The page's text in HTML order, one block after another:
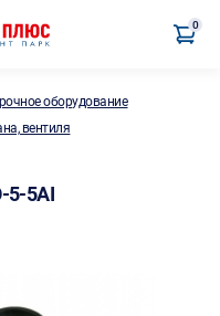
0
оборудование
вентиля
5-5AI